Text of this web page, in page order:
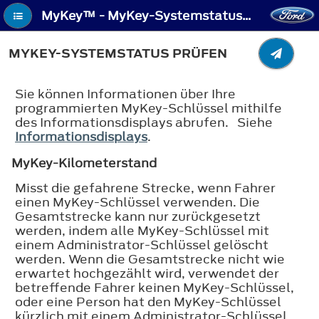
MyKey™ - MyKey-Systemstatus prüfen
MYKEY-SYSTEMSTATUS PRÜFEN
Sie können Informationen über Ihre
programmierten MyKey-Schlüssel mithilfe
des Informationsdisplays abrufen. Siehe
Informationsdisplays.
MyKey-Kilometerstand
Misst die gefahrene Strecke, wenn Fahrer
einen MyKey-Schlüssel verwenden. Die
Gesamtstrecke kann nur zurückgesetzt
werden, indem alle MyKey-Schlüssel mit
einem Administrator-Schlüssel gelöscht
werden. Wenn die Gesamtstrecke nicht wie
erwartet hochgezählt wird, verwendet der
betreffende Fahrer keinen MyKey-Schlüssel,
oder eine Person hat den MyKey-Schlüssel